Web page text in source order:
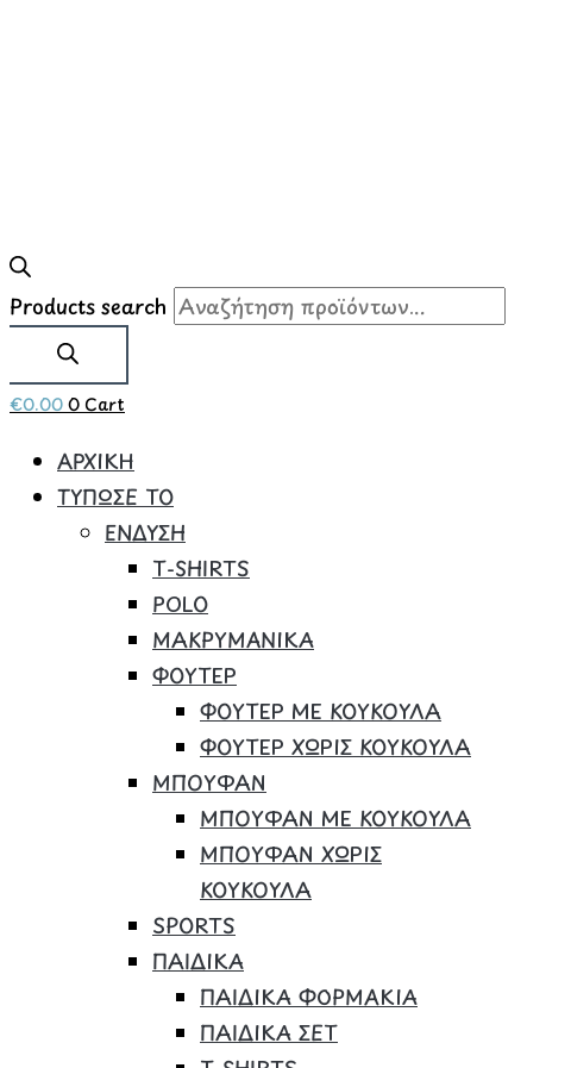
Products search
€0.000 Cart
ΑΡΧΙΚΗ
ΤΥΠΩΣΕ ΤΟ
ΕΝΔΥΣΗ
Τ-SHIRTS
POLO
ΜΑΚΡΥΜΑΝΙΚΑ
ΦΟΥΤΕΡ
ΦΟΥΤΕΡ ΜΕ ΚΟΥΚΟΥΛΑ
ΦΟΥΤΕΡ ΧΩΡΙΣ ΚΟΥΚΟΥΛΑ
ΜΠΟΥΦΑΝ
ΜΠΟΥΦΑΝ ΜΕ ΚΟΥΚΟΥΛΑ
ΜΠΟΥΦΑΝ ΧΩΡΙΣ
ΚΟΥΚΟΥΛΑ
SPORTS
ΠΑΙΔΙΚΑ
ΠΑΙΔΙΚΑ ΦΟΡΜΑΚΙΑ
ΠΑΙΔΙΚΑ ΣΕΤ